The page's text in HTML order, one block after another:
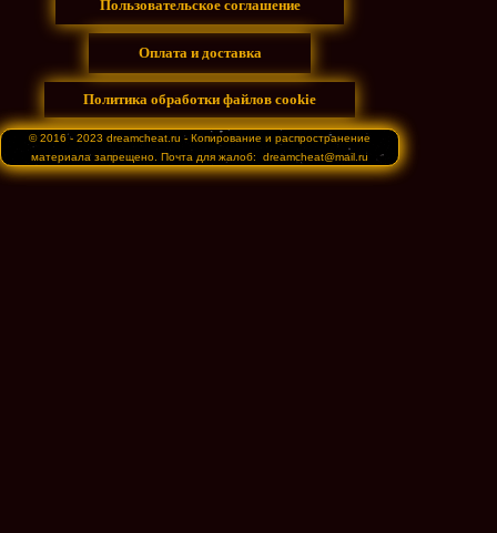
© 2016 - 2023 dreamcheat.ru - Копирование и распространение
материала запрещено. Почта для жалоб: dreamcheat@mail.ru
Пользовательское соглашение
Политика обработки файлов cookie
Оплата и доставка